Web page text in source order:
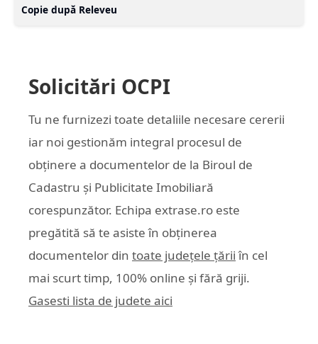
Copie după Releveu
Solicitări OCPI
Tu ne furnizezi toate detaliile necesare cererii
iar noi gestionăm integral procesul de
obținere a documentelor de la Biroul de
Cadastru și Publicitate Imobiliară
corespunzător. Echipa extrase.ro este
pregătită să te asiste în obținerea
documentelor din toate județele țării în cel
mai scurt timp, 100% online și fără griji.
Gasesti lista de judete aici